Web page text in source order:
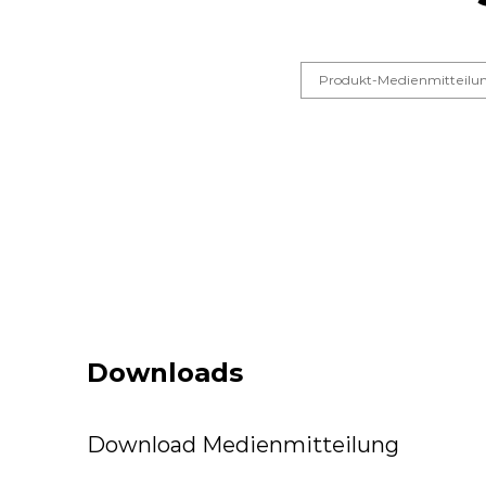
Produkt-
Downloads
Download Medienmitteilung